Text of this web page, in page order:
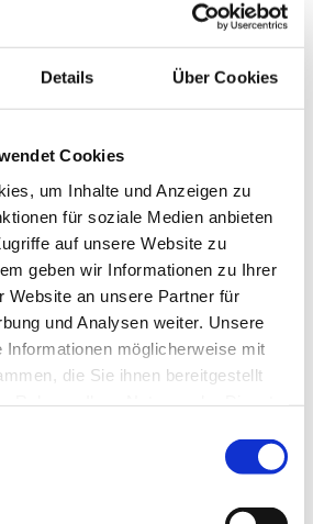
Details Über Cookies
Cookies
um Inhalte und Anzeigen zu
für soziale Medien anbieten
auf unsere Website zu
geben wir Informationen zu Ihrer
Website an unsere Partner für
und Analysen weiter. Unsere
Informationen möglicherweise mit
die Sie ihnen bereitgestellt